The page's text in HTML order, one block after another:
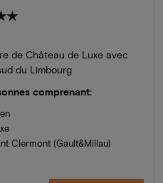
de Château de Luxe avec
du Limbourg
comprenant:
Clermont (Gault&Millau)